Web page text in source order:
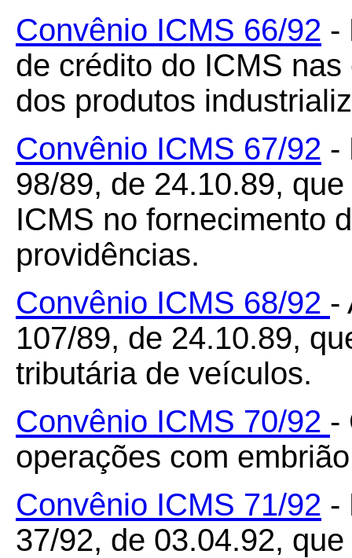
Convênio ICMS 66/92 -
de crédito do ICMS
dos produtos
Convênio ICMS 67/92 -
98/89, de 24.10.89,
ICMS no fornecimento
providências.
Convênio ICMS 68/92 -
107/89, de 24.10.89,
tributária de veículos.
Convênio ICMS 70/92 -
operações com
Convênio ICMS 71/92 -
37/92, de 03.04.92,